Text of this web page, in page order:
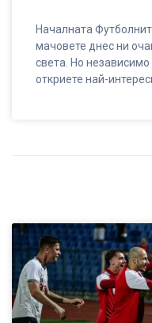
Началната
мачовете днес ни
света. Но
откриете най-